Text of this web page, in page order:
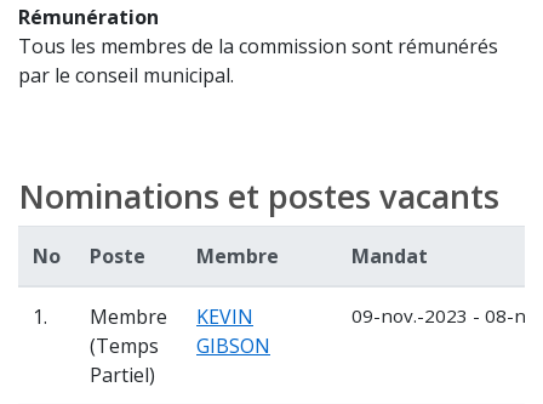
Rémunération
Tous les membres de la commission sont rémunérés
par le conseil municipal.
Nominations et postes vacants
No Poste Membre Mandat
1.
Membre
(Temps
Partiel)
KEVIN
GIBSON
09-nov.-2023 - 08-